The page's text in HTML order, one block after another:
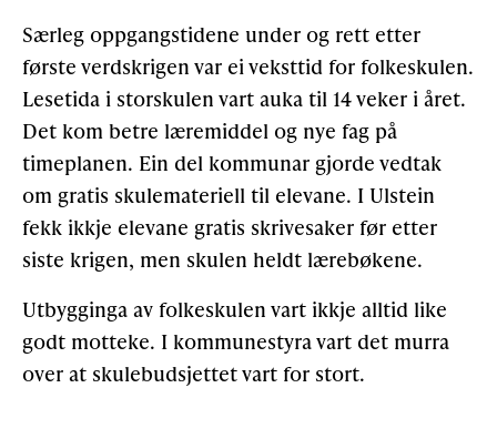
Særleg oppgangstidene under og rett etter
første verdskrigen var ei veksttid for folkeskulen.
Lesetida i storskulen vart auka til 14 veker i året.
Det kom betre læremiddel og nye fag på
timeplanen. Ein del kommu­nar gjorde vedtak
om gratis skulemateriell til elevane. I Ulstein
fekk ikkje elevane gratis skrivesaker før etter
siste krigen, men skulen heldt lærebøkene.
Utbygginga av folkeskulen vart ikkje alltid like
godt motteke. I kommunestyra vart det murra
over at skulebudsjettet vart for stort.